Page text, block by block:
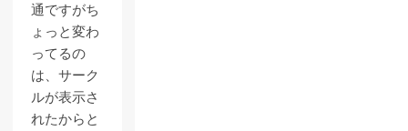
通ですがち
ょっと変わ
ってるの
は、サーク
ルが表示さ
れたからと